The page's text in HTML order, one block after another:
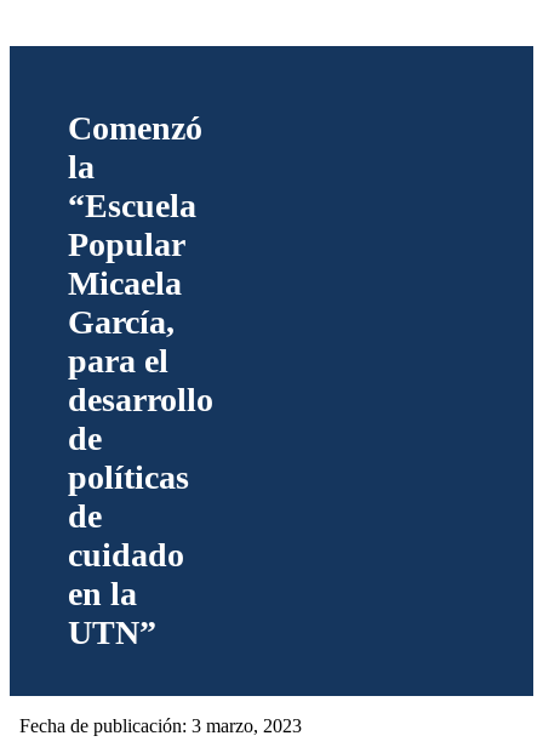
Comenzó
la
“Escuela
Popular
Micaela
García,
para el
desarrollo
de
políticas
de
cuidado
en la
UTN”
Fecha de publicación: 3 marzo, 2023